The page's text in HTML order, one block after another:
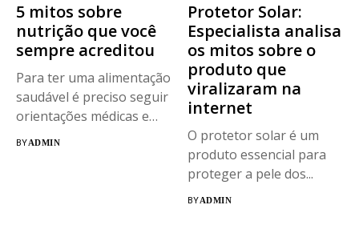
5 mitos sobre
nutrição que você
sempre acreditou
Para ter uma alimentação
saudável é preciso seguir
orientações médicas e
evitar...
BYADMIN
Protetor Solar:
Especialista analisa
os mitos sobre o
produto que
viralizaram na
internet
O protetor solar é um
produto essencial para
proteger a pele dos...
BYADMIN